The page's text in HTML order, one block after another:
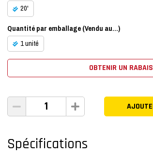
20'
Quantité par emballage (Vendu au...)
1 unité
OBTENIR UN RABAIS
Spécifications